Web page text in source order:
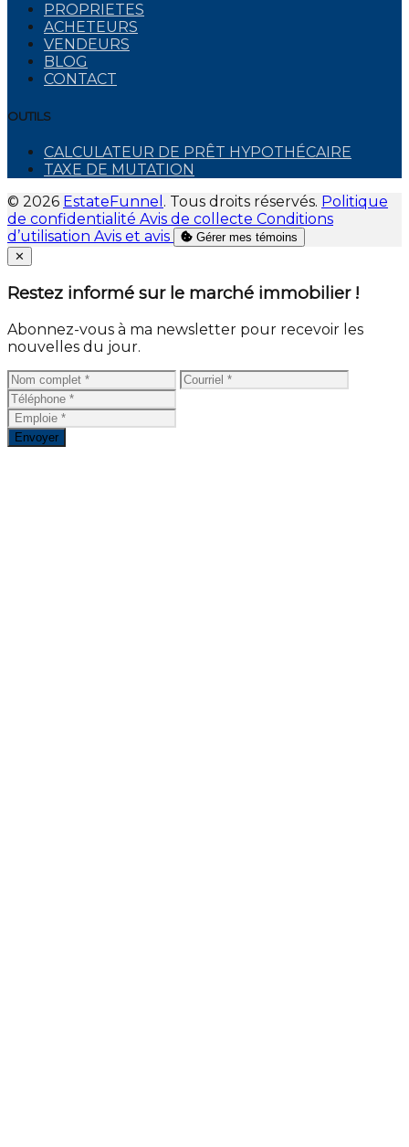
PROPRIETES
ACHETEURS
VENDEURS
BLOG
CONTACT
OUTILS
CALCULATEUR DE PRÊT HYPOTHÉCAIRE
TAXE DE MUTATION
© 2026 EstateFunnel . Tous droits réservés. Politique
de confidentialité Avis de collecte Conditions
d’utilisation Avis et avis
Gérer mes témoins
Close
✕
Restez informé sur le marché immobilier !
Abonnez-vous à ma newsletter pour recevoir les
nouvelles du jour.
Envoyer